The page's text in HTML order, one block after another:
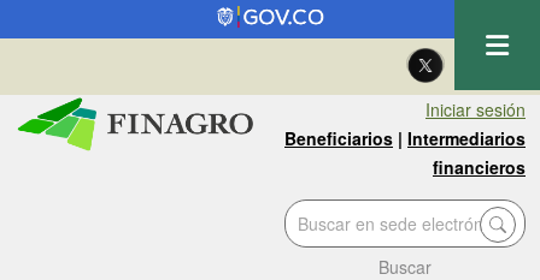
Pasar al contenido principal
| Eng
Iniciar sesión
Beneficiarios | Intermediarios
financieros
Buscar